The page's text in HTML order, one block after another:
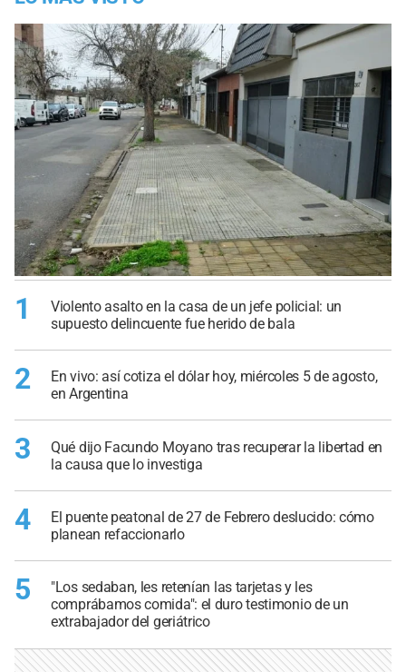
1
Violento asalto en la casa de un jefe policial: un
supuesto delincuente fue herido de bala
2
En vivo: así cotiza el dólar hoy, miércoles 5 de agosto,
en Argentina
3
Qué dijo Facundo Moyano tras recuperar la libertad en
la causa que lo investiga
4
El puente peatonal de 27 de Febrero deslucido: cómo
planean refaccionarlo
5
"Los sedaban, les retenían las tarjetas y les
comprábamos comida": el duro testimonio de un
extrabajador del geriátrico